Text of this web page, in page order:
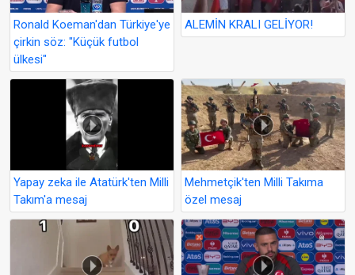
Ronald Koeman'dan Türkiye'ye
çirkin söz: "Küçük futbol
ülkesi"
ALEMİN KRALI GELİYOR!
Yapay zeka ile Atatürk'ten Milli
Takım'a mesaj
Mehmetçik'ten Milli Takıma
özel mesaj